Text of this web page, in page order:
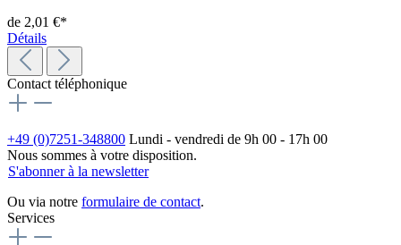
de 2,01 €*
Détails
Contact téléphonique
+49 (0)7251-348800 Lundi - vendredi de 9h 00 - 17h 00
Nous sommes à votre disposition.
S'abonner à la newsletter
Ou via notre formulaire de contact.
Services